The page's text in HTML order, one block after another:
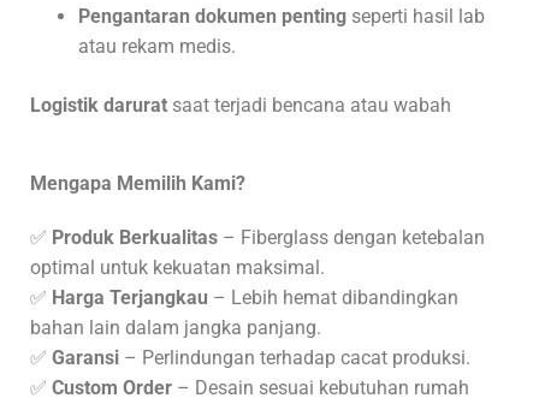
Pengantaran dokumen penting seperti hasil lab
atau rekam medis.
Logistik darurat saat terjadi bencana atau wabah
Mengapa Memilih Kami?
✅ Produk Berkualitas – Fiberglass dengan ketebalan
optimal untuk kekuatan maksimal.
✅ Harga Terjangkau – Lebih hemat dibandingkan
bahan lain dalam jangka panjang.
✅ Garansi – Perlindungan terhadap cacat produksi.
✅ Custom Order – Desain sesuai kebutuhan rumah